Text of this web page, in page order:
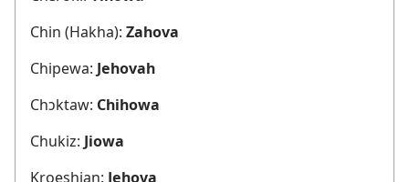
Chin (Hakha): Zahova
Chipewa: Jehovah
Chɔktaw: Chihowa
Chukiz: Jiowa
Kroeshian: Jehova